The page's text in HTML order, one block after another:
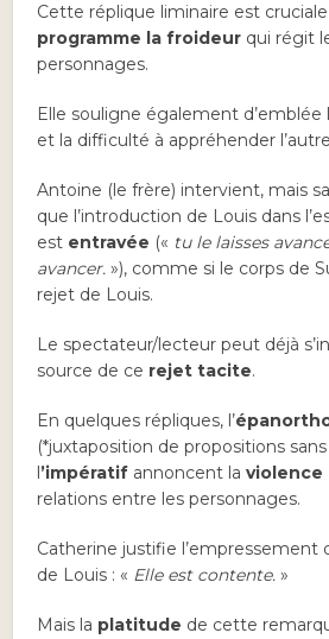
Cette réplique liminaire est
programme la froideur qui régit
personnages.
Elle souligne également
et la difficulté à appréhender
Antoine (le frère) intervient, mais
que l’introduction de Louis dans
est entravée (« tu le laisses
avancer. »), comme si le corps de
rejet de Louis.
Le spectateur/lecteur peut déjà
source de ce rejet tacite.
En quelques répliques, l’
(*juxtaposition de propositions
l’impératif annoncent laviolence
relations entre les personnages.
Catherine justifie l’empressement
de Louis : « Elle est contente. »
Mais la platitude de cette